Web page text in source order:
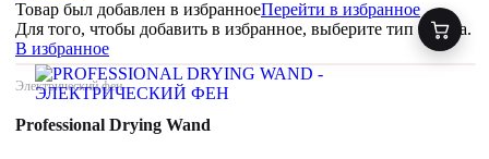
Товар был добавлен в избранноеПерейти в избранное
Для того, чтобы добавить в избранное, выберите тип товара.
В избранное
Электрический фен
Professional Drying Wand